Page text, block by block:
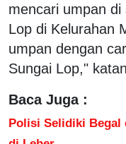
mencari umpan
Lop di Kelurahan
umpan dengan
Sungai Lop,"
Baca Juga :
Polisi Selidiki Begal